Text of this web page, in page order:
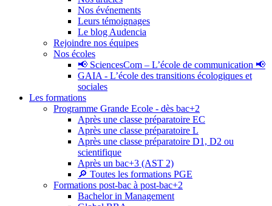
Nos événements
Leurs témoignages
Le blog Audencia
Rejoindre nos équipes
Nos écoles
📢 SciencesCom – L’école de communication 📢
GAIA - L’école des transitions écologiques et
sociales
Les formations
Programme Grande Ecole - dès bac+2
Après une classe préparatoire EC
Après une classe préparatoire L
Après une classe préparatoire D1, D2 ou
scientifique
Après un bac+3 (AST 2)
🔎 Toutes les formations PGE
Formations post-bac à post-bac+2
Bachelor in Management